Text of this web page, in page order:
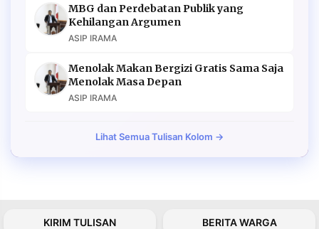
MBG dan Perdebatan Publik yang
Kehilangan Argumen
ASIP IRAMA
Menolak Makan Bergizi Gratis Sama Saja
Menolak Masa Depan
ASIP IRAMA
Lihat Semua Tulisan Kolom →
KIRIM TULISAN BERITA WARGA